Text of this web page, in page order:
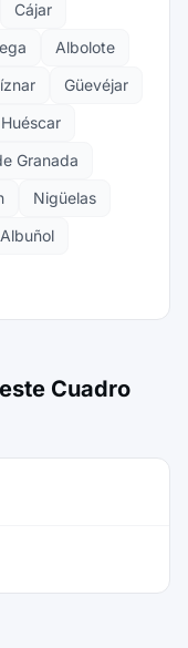
Cájar
Albolote
Güevéjar
Huéscar
Granada
Nigüelas
Albuñol
Cuadro